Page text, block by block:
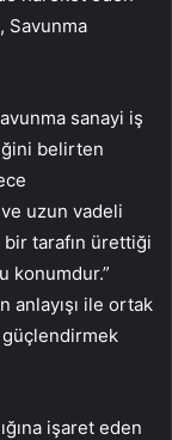
Savunma
sanayi iş
belirten
uzun vadeli
tarafın ürettiği
konumdur.”
anlayışı ile ortak
güçlendirmek
işaret eden